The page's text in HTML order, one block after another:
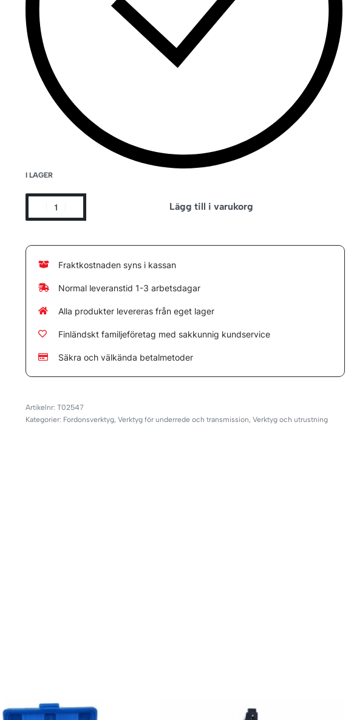
I LAGER
Lägg till i varukorg
Fraktkostnaden syns i kassan
Normal leveranstid 1-3 arbetsdagar
Alla produkter levereras från eget lager
Finländskt familjeföretag med sakkunnig kundservice
Säkra och välkända betalmetoder
T02547
Kategorier: Fordonsverktyg,Verktyg för underrede och transmission,Verktyg och utrustning